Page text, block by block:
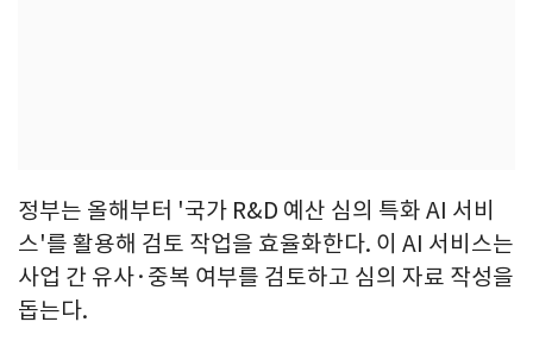
정부는 올해부터 '국가 R&D 예산 심의 특화 AI 서비
스'를 활용해 검토 작업을 효율화한다. 이 AI 서비스는
사업 간 유사·중복 여부를 검토하고 심의 자료 작성을
돕는다.